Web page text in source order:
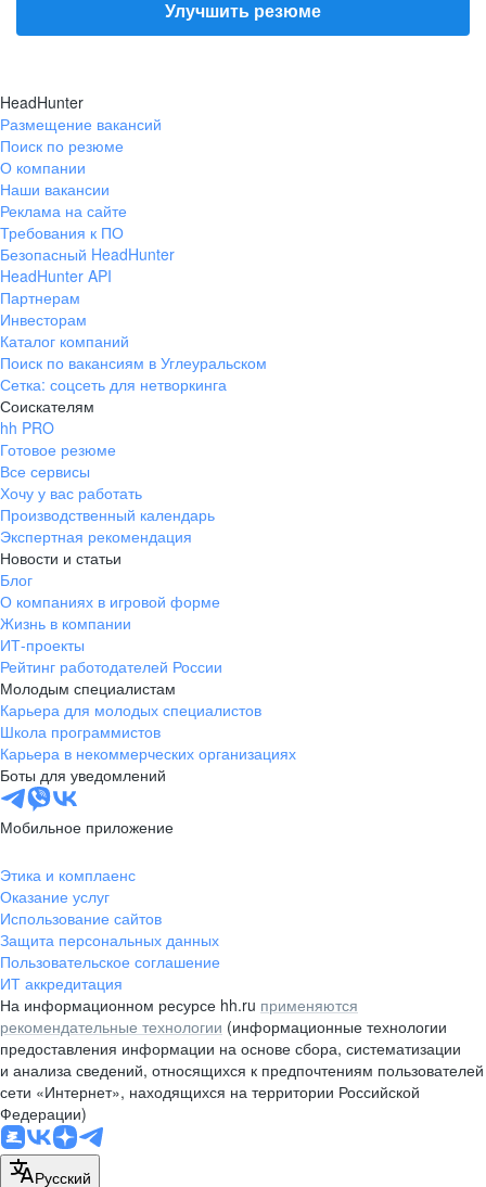
Улучшить резюме
HeadHunter
Размещение вакансий
Поиск по резюме
О компании
Наши вакансии
Реклама на сайте
Требования к ПО
Безопасный HeadHunter
HeadHunter API
Партнерам
Инвесторам
Каталог компаний
Поиск по вакансиям в Углеуральском
Сетка: соцсеть для нетворкинга
Соискателям
hh PRO
Готовое резюме
Все сервисы
Хочу у вас работать
Производственный календарь
Экспертная рекомендация
Новости и статьи
Блог
О компаниях в игровой форме
Жизнь в компании
ИТ-проекты
Рейтинг работодателей России
Молодым специалистам
Карьера для молодых специалистов
Школа программистов
Карьера в некоммерческих организациях
Боты для уведомлений
Мобильное приложение
Этика и комплаенс
Оказание услуг
Использование сайтов
Защита персональных данных
Пользовательское соглашение
ИТ аккредитация
На информационном ресурсе hh.ru применяются
рекомендательные технологии (информационные технологии
предоставления информации на основе сбора, систематизации
и анализа сведений, относящихся к предпочтениям пользователей
сети «Интернет», находящихся на территории Российской
Федерации)
Русский